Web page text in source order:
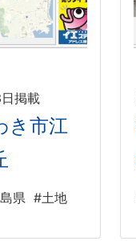
掲載
き市江
県 #土地